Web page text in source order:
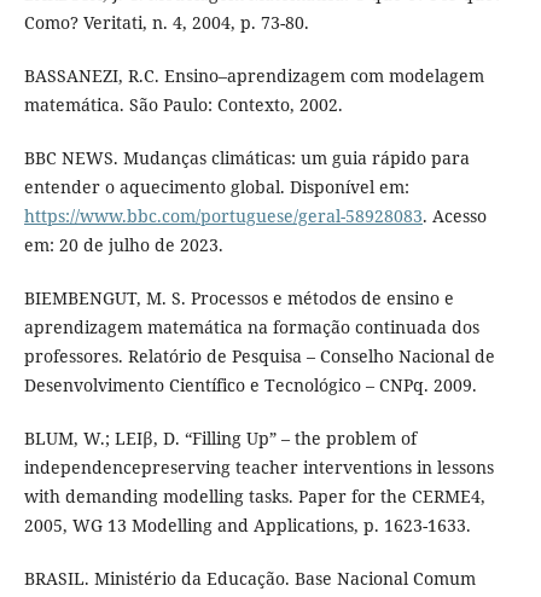
Como? Veritati, n. 4, 2004, p. 73-80.
BASSANEZI, R.C. Ensino–aprendizagem com modelagem
matemática. São Paulo: Contexto, 2002.
BBC NEWS. Mudanças climáticas: um guia rápido para
entender o aquecimento global. Disponível em:
https://www.bbc.com/portuguese/geral-58928083. Acesso
em: 20 de julho de 2023.
BIEMBENGUT, M. S. Processos e métodos de ensino e
aprendizagem matemática na formação continuada dos
professores. Relatório de Pesquisa – Conselho Nacional de
Desenvolvimento Científico e Tecnológico – CNPq. 2009.
BLUM, W.; LEIβ, D. “Filling Up” – the problem of
independencepreserving teacher interventions in lessons
with demanding modelling tasks. Paper for the CERME4,
2005, WG 13 Modelling and Applications, p. 1623-1633.
BRASIL. Ministério da Educação. Base Nacional Comum